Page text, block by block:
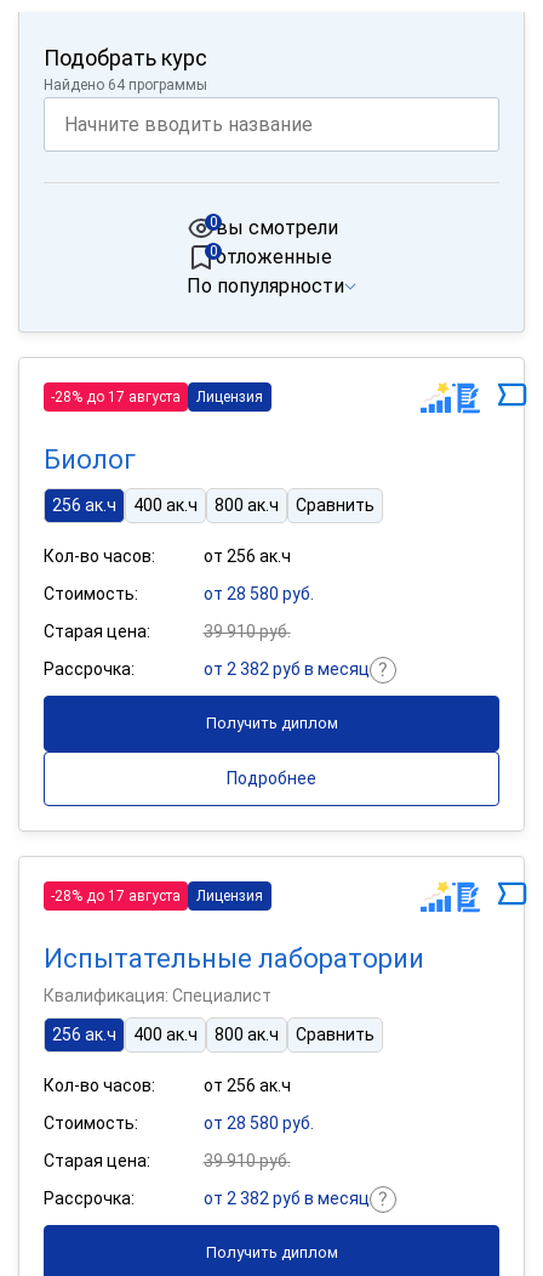
Подобрать курс
Найдено 64 программы
вы смотрели
0
отложенные
0
По популярности
-28% до 17 августа Лицензия
Биолог
256 ак.ч 400 ак.ч 800 ак.ч Сравнить
Кол-во часов:
от 256 ак.ч
Стоимость:
от 28 580 руб.
Старая цена:
39 910 руб.
Рассрочка:
от 2 382 руб в месяц
Получить диплом
Подробнее
-28% до 17 августа Лицензия
Испытательные лаборатории
Квалификация: Специалист
256 ак.ч
400 ак.ч 800 ак.ч Сравнить
Кол-во часов:
от 256 ак.ч
Стоимость:
от 28 580 руб.
Старая цена:
39 910 руб.
Рассрочка:
от 2 382 руб в месяц
Получить диплом